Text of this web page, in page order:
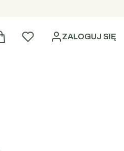
Ulubione ZALOGUJ SIĘ